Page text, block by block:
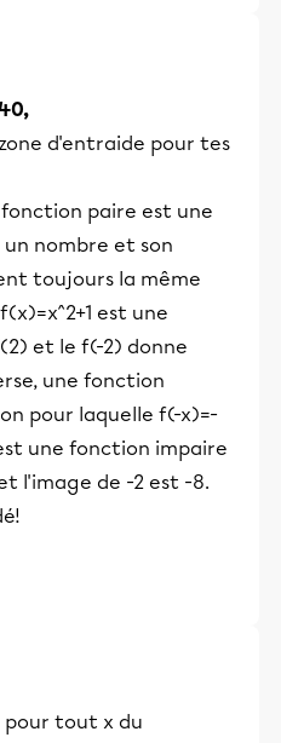
d'entraide pour tes
paire est une
nombre et son
toujours la même
est une
et le f(-2) donne
une fonction
pour laquelle f(-x)=-
une fonction impaire
l'image de -2 est -8.
pour tout x du